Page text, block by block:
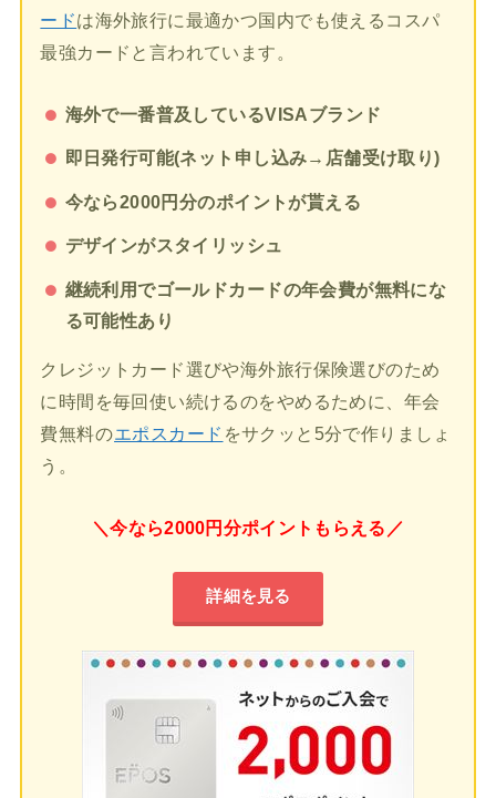
ードは海外旅行に最適かつ国内でも使えるコスパ
最強カードと言われています。
海外で一番普及しているVISAブランド
即日発行可能(ネット申し込み→店舗受け取り)
今なら2000円分のポイントが貰える
デザインがスタイリッシュ
継続利用でゴールドカードの年会費が無料にな
る可能性あり
クレジットカード選びや海外旅行保険選びのため
に時間を毎回使い続けるのをやめるために、年会
費無料のエポスカード をサクッと5分で作りましょ
う。
＼今なら2000円分ポイントもらえる／
詳細を見る